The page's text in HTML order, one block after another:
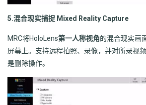
5.混合现实捕捉 Mixed Reality Capture
MRC将HoloLens第一人称视角的混合现实画
屏幕上。支持远程拍照、录像，并对所录视
是删除操作。